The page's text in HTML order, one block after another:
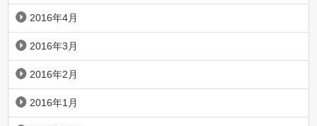
2016年4月
2016年3月
2016年2月
2016年1月